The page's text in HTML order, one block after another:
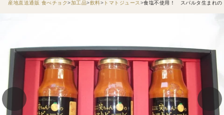
産地直送通販 食べチョク 加工品 飲料 トマトジュース 食塩不使用！ スパルタ生まれの